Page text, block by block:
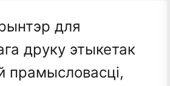
для
друку этыкетак
прамысловасці,